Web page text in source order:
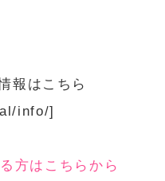
報はこちら
info/]
方はこちらから